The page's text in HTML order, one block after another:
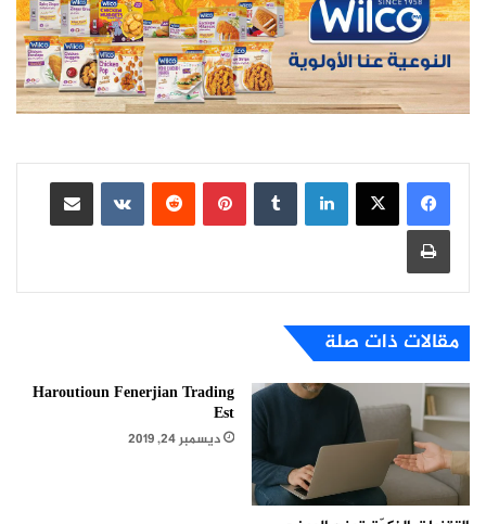
لينكدإن بينتيريست
مشاركة عبر البريد
طباعة
مقالات ذات صلة
Haroutioun Fenerjian Trading
Est
ديسمبر 24, 2019